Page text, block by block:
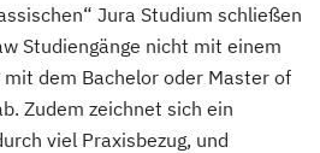
Jura Studium schließen
Studiengänge nicht mit einem
dem Bachelor oder Master of
Zudem zeichnet sich ein
viel Praxisbezug, und